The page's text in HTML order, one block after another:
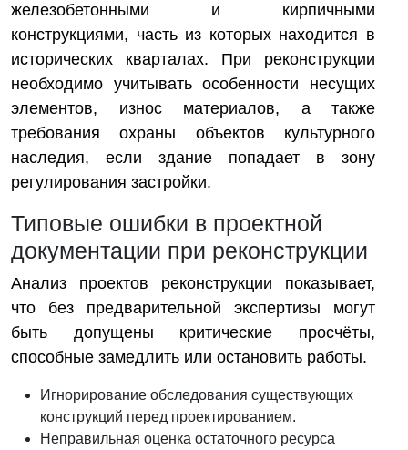
железобетонными и кирпичными
конструкциями, часть из которых находится в
исторических кварталах. При реконструкции
необходимо учитывать особенности несущих
элементов, износ материалов, а также
требования охраны объектов культурного
наследия, если здание попадает в зону
регулирования застройки.
Типовые ошибки в проектной
документации при реконструкции
Анализ проектов реконструкции показывает,
что без предварительной экспертизы могут
быть допущены критические просчёты,
способные замедлить или остановить работы.
Игнорирование обследования существующих
конструкций перед проектированием.
Неправильная оценка остаточного ресурса